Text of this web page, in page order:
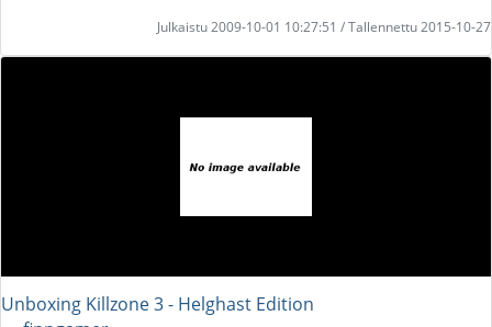
Julkaistu 2009-10-01 10:27:51 / Tallennettu 2015-10-27
Unboxing Killzone 3 - Helghast Edition